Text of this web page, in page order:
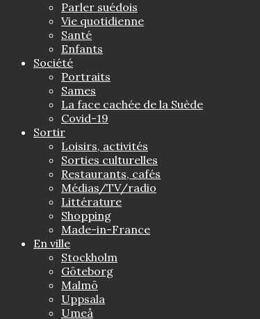
Parler suédois
Vie quotidienne
Santé
Enfants
Société
Portraits
Sames
La face cachée de la Suède
Covid-19
Sortir
Loisirs, activités
Sorties culturelles
Restaurants, cafés
Médias/TV/radio
Littérature
Shopping
Made-in-France
En ville
Stockholm
Göteborg
Malmö
Uppsala
Umeå